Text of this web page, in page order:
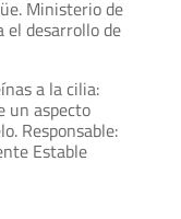
Ministerio de
el desarrollo de
a la cilia:
un aspecto
Responsable:
Estable